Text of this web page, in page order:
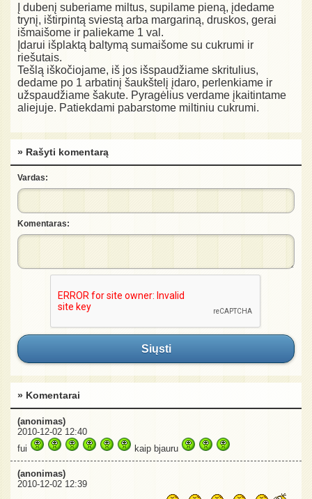
Į dubenį suberiame miltus, supilame pieną, įdedame
trynį, ištirpintą sviestą arba margariną, druskos, gerai
išmaišome ir paliekame 1 val.
Įdarui išplaktą baltymą sumaišome su cukrumi ir
riešutais.
Tešlą iškočiojame, iš jos išspaudžiame skritulius,
dedame po 1 arbatinį šaukštelį įdaro, perlenkiame ir
užspaudžiame šakute. Pyragėlius verdame įkaitintame
aliejuje. Patiekdami pabarstome miltiniu cukrumi.
» Rašyti komentarą
Vardas:
Komentaras:
Siųsti
» Komentarai
(anonimas)
2010-12-02 12:40
fui
kaip bjauru
(anonimas)
2010-12-02 12:39